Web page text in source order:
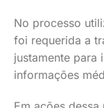
No processo
foi requerida a
justamente para
informações